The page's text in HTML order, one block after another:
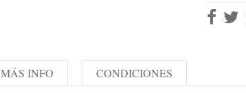
MÁS INFO CONDICIONES